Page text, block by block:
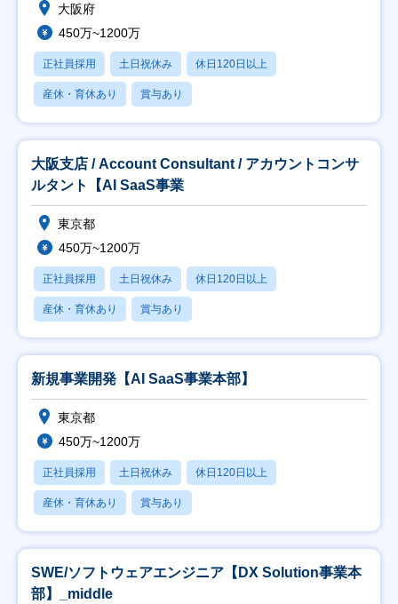
大阪府
450万~1200万
正社員採用 土日祝休み 休日120日以上
産休・育休あり 賞与あり
大阪支店 / Account Consultant / アカウントコンサ
ルタント【AI SaaS事業
東京都
450万~1200万
正社員採用 土日祝休み 休日120日以上
産休・育休あり 賞与あり
新規事業開発【AI SaaS事業本部】
東京都
450万~1200万
正社員採用 土日祝休み 休日120日以上
産休・育休あり 賞与あり
SWE/ソフトウェアエンジニア【DX Solution事業本
部】_middle